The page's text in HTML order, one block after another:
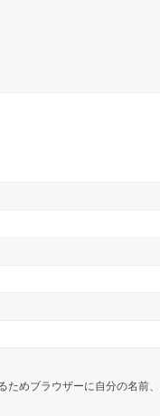
ためブラウザーに自分の名前